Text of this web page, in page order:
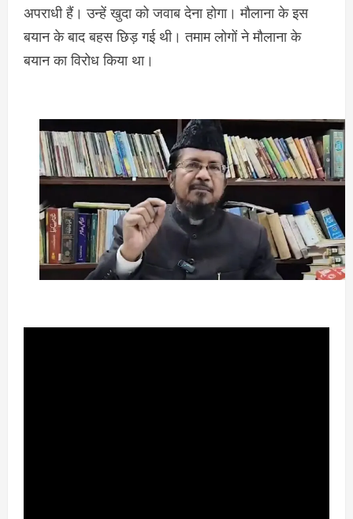
अपराधी हैं। उन्हें खुदा को जवाब देना होगा। मौलाना के इस
बयान के बाद बहस छिड़ गई थी। तमाम लोगों ने मौलाना के
बयान का विरोध किया था।